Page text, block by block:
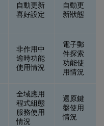
自動更新
喜好設定
自動更
新狀態
非作用中
逾時功能
使用情況
電子郵
件探索
功能使
用情況
全域應用
程式組態
服務使用
情況
還原鍵
盤使用
情況